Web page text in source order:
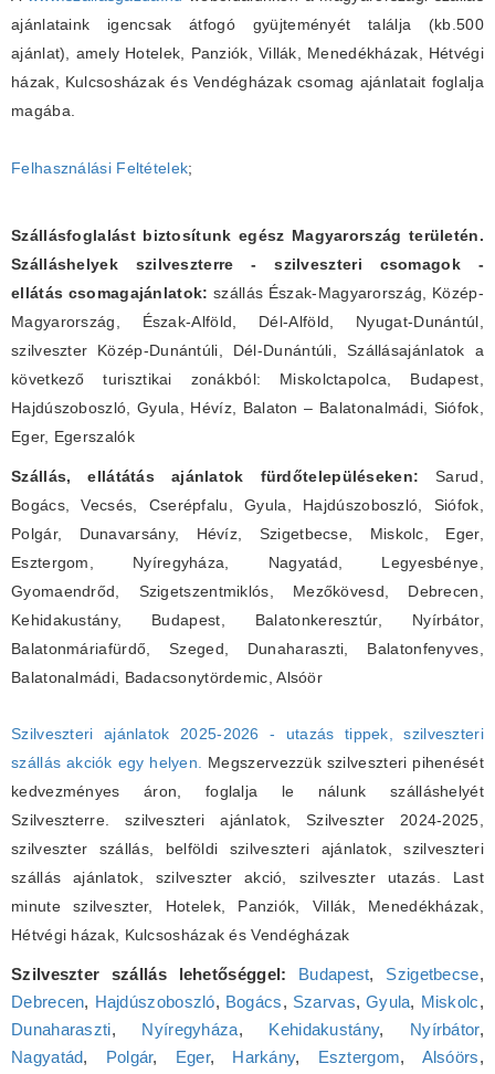
ajánlataink igencsak átfogó gyüjteményét találja (kb.500
ajánlat), amely Hotelek, Panziók, Villák, Menedékházak, Hétvégi
házak, Kulcsosházak és Vendégházak csomag ajánlatait foglalja
magába.
Felhasználási Feltételek;
Szállásfoglalást biztosítunk egész Magyarország területén.
Szálláshelyek szilveszterre - szilveszteri csomagok -
ellátás csomagajánlatok: szállás Észak-Magyarország, Közép-
Magyarország, Észak-Alföld, Dél-Alföld, Nyugat-Dunántúl,
szilveszter Közép-Dunántúli, Dél-Dunántúli, Szállásajánlatok a
következő turisztikai zonákból: Miskolctapolca, Budapest,
Hajdúszoboszló, Gyula, Hévíz, Balaton – Balatonalmádi, Siófok,
Eger, Egerszalók
Szállás, ellátátás ajánlatok fürdőtelepüléseken:Sarud,
Bogács, Vecsés, Cserépfalu, Gyula, Hajdúszoboszló, Siófok,
Polgár, Dunavarsány, Hévíz, Szigetbecse, Miskolc, Eger,
Esztergom, Nyíregyháza, Nagyatád, Legyesbénye,
Gyomaendrőd, Szigetszentmiklós, Mezőkövesd, Debrecen,
Kehidakustány, Budapest, Balatonkeresztúr, Nyírbátor,
Balatonmáriafürdő, Szeged, Dunaharaszti, Balatonfenyves,
Balatonalmádi, Badacsonytördemic, Alsóör
Szilveszteri ajánlatok 2025-2026 - utazás tippek, szilveszteri
szállás akciók egy helyen. Megszervezzük szilveszteri pihenését
kedvezményes áron, foglalja le nálunk szálláshelyét
Szilveszterre. szilveszteri ajánlatok, Szilveszter 2024-2025,
szilveszter szállás, belföldi szilveszteri ajánlatok, szilveszteri
szállás ajánlatok, szilveszter akció, szilveszter utazás. Last
minute szilveszter, Hotelek, Panziók, Villák, Menedékházak,
Hétvégi házak, Kulcsosházak és Vendégházak
Szilveszter szállás lehetőséggel: Budapest, Szigetbecse,
Debrecen, Hajdúszoboszló, Bogács, Szarvas, Gyula, Miskolc,
Dunaharaszti, Nyíregyháza, Kehidakustány, Nyírbátor,
Nagyatád, Polgár, Eger, Harkány, Esztergom, Alsóörs,